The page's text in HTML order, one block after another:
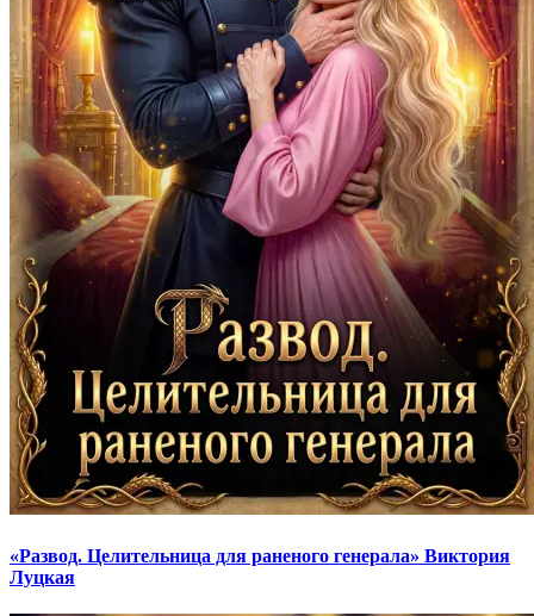
«Развод. Целительница для раненого генерала» Виктория
Луцкая